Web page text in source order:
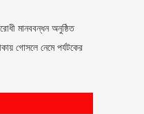
মানববন্ধন অনুষ্ঠিত
গোসলে নেমে পর্যটকের